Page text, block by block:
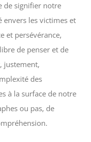
de signifier notre
envers les victimes et
et persévérance,
de penser et de
justement,
des
à la surface de notre
ou pas, de